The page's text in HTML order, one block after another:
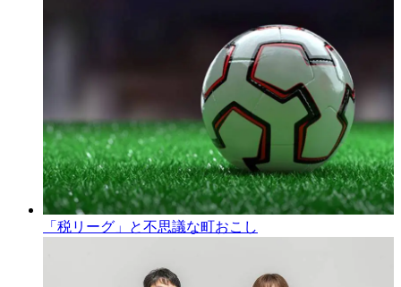
「税リーグ」と不思議な町おこし